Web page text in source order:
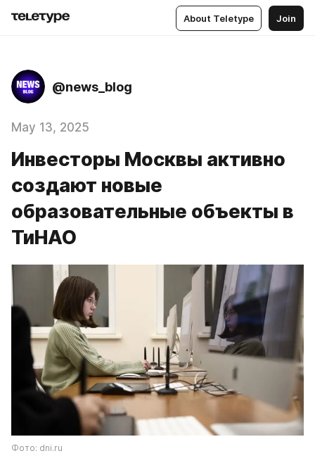
About Teletype Join
@news_blog
May 13, 2025
Инвесторы Москвы активно
создают новые
образовательные объекты в
ТиНАО
Фото: dni.ru